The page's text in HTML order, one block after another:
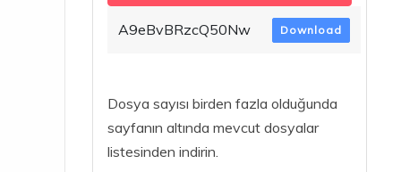
A9eBvBRzcQ50Nw Download
Dosya sayısı birden fazla olduğunda
sayfanın altında mevcut dosyalar
listesinden indirin.